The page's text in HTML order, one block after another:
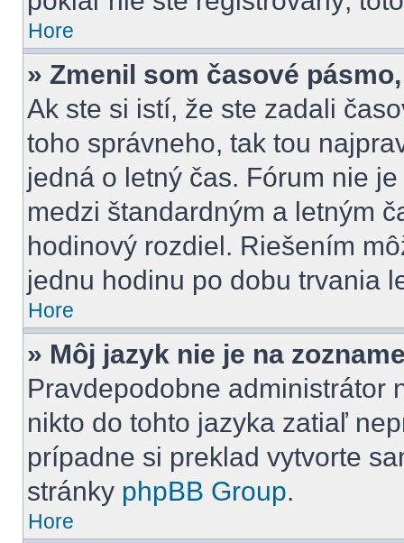
Hore
» Zmenil som časové
Ak ste si istí, že ste zadali
toho správneho, tak tou
jedná o letný čas. Fórum nie
medzi štandardným a letným
hodinový rozdiel. Riešením
jednu hodinu po dobu trvania
Hore
» Môj jazyk nie je na
Pravdepodobne administrátor
nikto do tohto jazyka zatiaľ
prípadne si preklad vytvorte
stránky phpBB Group.
Hore